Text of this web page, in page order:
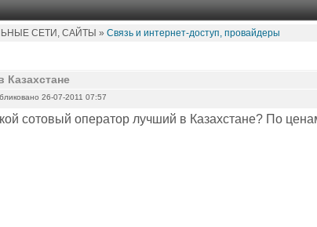
СЕТИ, САЙТЫ » Связь и интернет-доступ, провайдеры
Казахстане
26-07-2011 07:57
сотовый оператор лучший в Казахстане? По